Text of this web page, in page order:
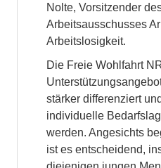
Nolte, Vorsitzender
Arbeitsausschusses
Arbeitslosigkeit.
Die Freie Wohlfahrt
stärker differenziert
individuelle
werden. Angesichts
ist es entscheidend,